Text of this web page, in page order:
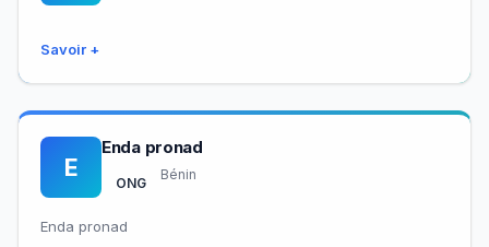
Savoir +
E
Enda pronad
ONG
Bénin
Enda pronad